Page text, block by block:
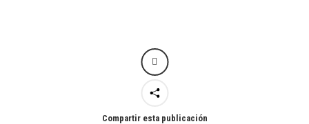
Compartir esta publicación